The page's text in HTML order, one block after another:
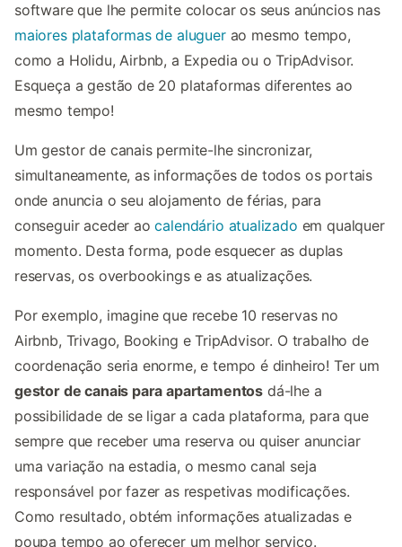
software que lhe permite colocar os seus anúncios nas
maiores plataformas de aluguerao mesmo tempo,
como a Holidu, Airbnb, a Expedia ou o TripAdvisor.
Esqueça a gestão de 20 plataformas diferentes ao
mesmo tempo!
Um gestor de canais permite-lhe sincronizar,
simultaneamente, as informações de todos os portais
onde anuncia o seu alojamento de férias, para
conseguir aceder aocalendário atualizado em qualquer
momento. Desta forma, pode esquecer as duplas
reservas, os overbookings e as atualizações.
Por exemplo, imagine que recebe 10 reservas no
Airbnb, Trivago, Booking e TripAdvisor. O trabalho de
coordenação seria enorme, e tempo é dinheiro! Ter um
gestor de canais para apartamentos dá-lhe a
possibilidade de se ligar a cada plataforma, para que
sempre que receber uma reserva ou quiser anunciar
uma variação na estadia, o mesmo canal seja
responsável por fazer as respetivas modificações.
Como resultado, obtém informações atualizadas e
poupa tempo ao oferecer um melhor serviço.